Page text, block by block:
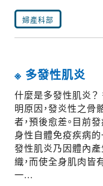
婦產科部
※ 多發性肌炎
什麼是多發性肌炎？
明原因，發炎性之骨
者，預後愈差。目前
身性自體免疫疾病
發性肌炎乃因體內
織，而使全身肌肉
一...